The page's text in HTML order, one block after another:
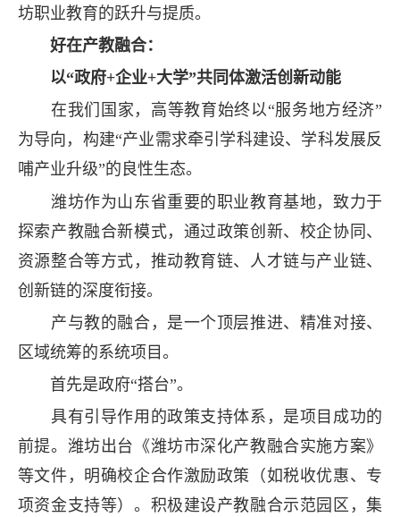
坊职业教育的跃升与提质。
好在产教融合：
以“政府+企业+大学”共同体激活创新动能
在我们国家，高等教育始终以“服务地方经济”
为导向，构建“产业需求牵引学科建设、学科发展反
哺产业升级”的良性生态。
潍坊作为山东省重要的职业教育基地，致力于
探索产教融合新模式，通过政策创新、校企协同、
资源整合等方式，推动教育链、人才链与产业链、
创新链的深度衔接。
产与教的融合，是一个顶层推进、精准对接、
区域统筹的系统项目。
首先是政府“搭台”。
具有引导作用的政策支持体系，是项目成功的
前提。潍坊出台《潍坊市深化产教融合实施方案》
等文件，明确校企合作激励政策（如税收优惠、专
项资金支持等）。积极建设产教融合示范园区，集